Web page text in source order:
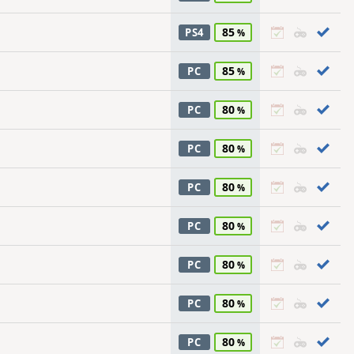
PS4 85
PC 85
PC 80
PC 80
PC 80
PC 80
PC 80
PC 80
PC 80